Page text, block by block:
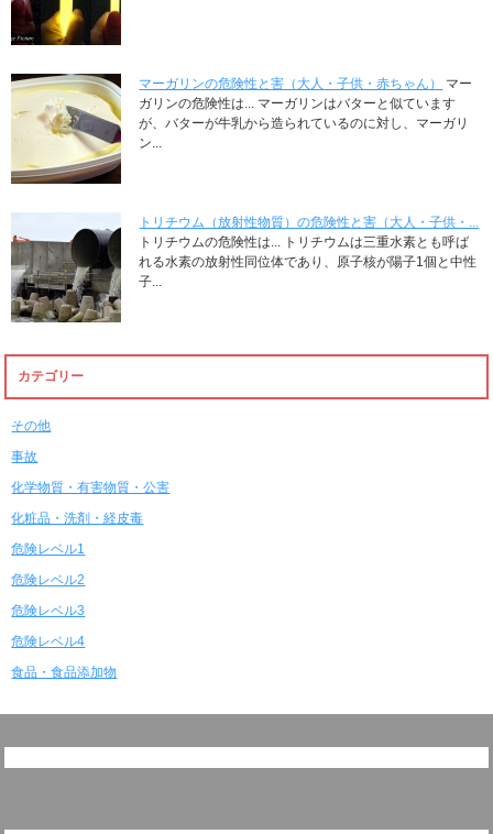
マーガリンの危険性と害（大人・子供・赤ちゃん）
マー
ガリンの危険性は... マーガリンはバターと似ています
が、バターが牛乳から造られているのに対し、マーガリ
ン...
トリチウム（放射性物質）の危険性と害（大人・子供・...
トリチウムの危険性は... トリチウムは三重水素とも呼ば
れる水素の放射性同位体であり、原子核が陽子1個と中性
子...
カテゴリー
その他
事故
化学物質・有害物質・公害
化粧品・洗剤・経皮毒
危険レベル1
危険レベル2
危険レベル3
危険レベル4
食品・食品添加物